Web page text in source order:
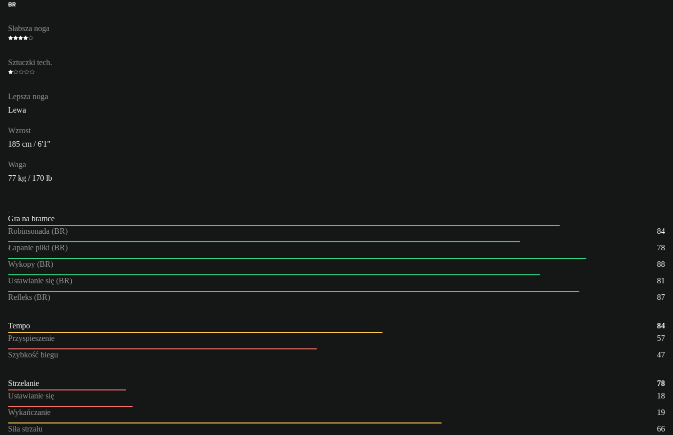
BR
Słabsza noga
Sztuczki tech.
Lepsza noga
Lewa
Wzrost
185 cm / 6'1"
Waga
77 kg / 170 lb
Gra na bramce
Robinsonada (BR)
84
Łapanie piłki (BR)
78
Wykopy (BR)
88
Ustawianie się (BR)
81
Refleks (BR)
87
Tempo
84
Przyspieszenie
57
Szybkość biegu
47
Strzelanie
78
Ustawianie się
18
Wykańczanie
19
Siła strzału
66